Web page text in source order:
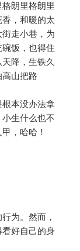
朗里格朗里
，和暖的太
走小巷，为
饭，也得住
降，生铁久
山把路
本没办法拿
小生什么也不
，哈哈！
为。然而，
好自己的身